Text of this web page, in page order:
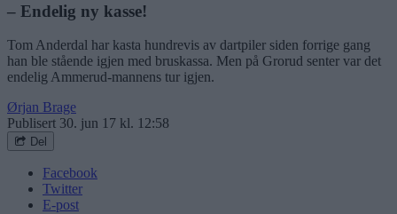
– Endelig ny kasse!
Tom Anderdal har kasta hundrevis av dartpiler siden forrige gang
han ble stående igjen med bruskassa. Men på Grorud senter var det
endelig Ammerud-mannens tur igjen.
Ørjan Brage
Publisert 30. jun 17 kl. 12:58
Del
Facebook
Twitter
E-post